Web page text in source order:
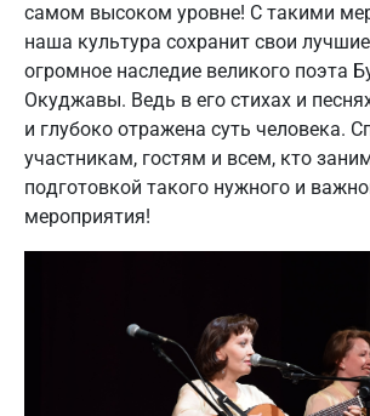
самом высоком уровне! С такими
наша культура сохранит свои
огромное наследие великого поэта
Окуджавы. Ведь в его стихах и
и глубоко отражена суть человека.
участникам, гостям и всем, кто
подготовкой такого нужного и
мероприятия!